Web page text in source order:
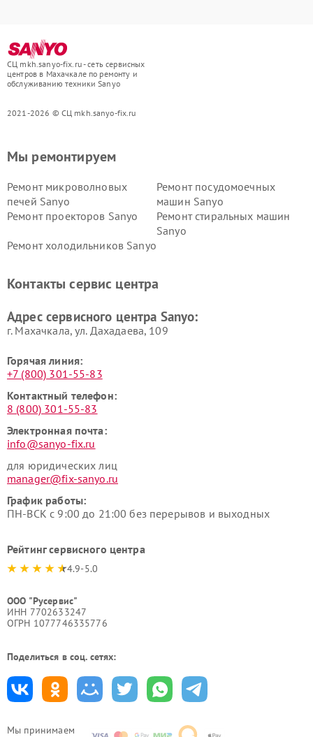
СЦ mkh.sanyo-fix.ru - сеть сервисных
центров в Махачкале по ремонту и
обслуживанию техники Sanyo
2021-2026 © СЦ mkh.sanyo-fix.ru
Мы принимаем
Мы ремонтируем
Ремонт микроволновых
печей Sanyo
Ремонт посудомоечных
машин Sanyo
Ремонт проекторов Sanyo
Ремонт стиральных машин
Sanyo
Ремонт холодильников Sanyo
Контакты сервис центра
Адрес сервисного центра Sanyo:
г. Махачкала, ул. Дахадаева, 109
Горячая линия:
+7 (800) 301-55-83
Контактный телефон:
8 (800) 301-55-83
Электронная почта:
info@sanyo-fix.ru
для юридических лиц
manager@fix-sanyo.ru
График работы:
ПН-ВСК с 9:00 до 21:00 без перерывов и выходных
Рейтинг сервисного центра
4.9-5.0
ООО "Русервис"
ИНН 7702633247
ОГРН 1077746335776
Поделиться в соц. сетях: